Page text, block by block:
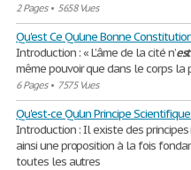
2 Pages• 5658 Vues
Qu'est Ce Qu'une Bonne
Introduction : « L’âme de la cité n’est
même pouvoir que dans le corps la
6 Pages• 7575 Vues
Qu'est-ce Qu'un Principe Scientifique
Introduction : Il existe des
ainsi une proposition à la fois
toutes les autres